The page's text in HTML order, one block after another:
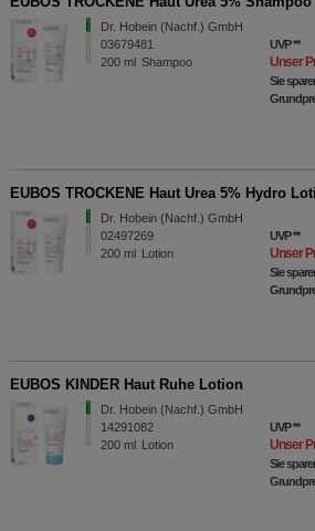
Dr. Hobein (Nachf.) GmbH
03679481
200 ml Shampoo
UVP**
Unser
Sie
EUBOS TROCKENE Haut Urea 5% Hydro
Dr. Hobein (Nachf.) GmbH
02497269
200 ml Lotion
UVP**
Unser
Sie
EUBOS KINDER Haut Ruhe Lotion
Dr. Hobein (Nachf.) GmbH
14291082
200 ml Lotion
UVP**
Unser
Sie